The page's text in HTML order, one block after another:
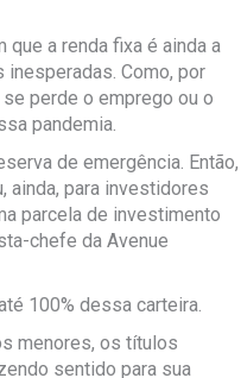
a renda fixa é ainda a
Como, por
perde o emprego ou o
pandemia.
de emergência. Então,
ainda, para investidores
parcela de investimento
chefe da Avenue
100% dessa carteira.
menores, os títulos
sentido para sua